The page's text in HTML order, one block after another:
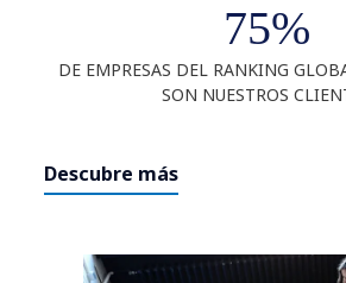
75%
DE EMPRESAS DEL RANKING
SON NUESTROS
Descubre más